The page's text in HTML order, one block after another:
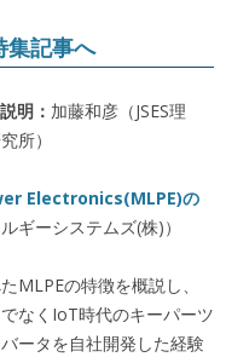
記事へ
明： 加藤和彦（JSES理
所）
Electronics(MLPE)の
ギーシステムズ(株)）
MLPEの特徴を概説し、
なくIoT時代のキーパーツ
ータを自社開発した経験